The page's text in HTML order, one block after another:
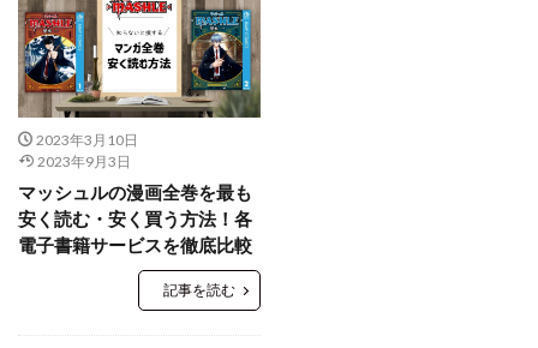
2023年3月10日
2023年9月3日
マッシュルの漫画全巻を最も
安く読む・安く買う方法！各
電子書籍サービスを徹底比較
記事を読む